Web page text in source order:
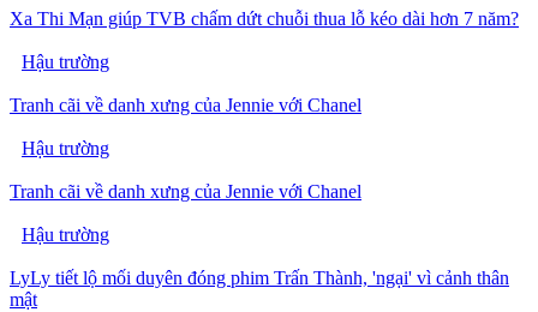
Xa Thi Mạn giúp TVB chấm dứt chuỗi thua lỗ kéo dài hơn 7 năm?
Hậu trường
Tranh cãi về danh xưng của Jennie với Chanel
Hậu trường
Tranh cãi về danh xưng của Jennie với Chanel
Hậu trường
LyLy tiết lộ mối duyên đóng phim Trấn Thành, 'ngại' vì cảnh thân
mật